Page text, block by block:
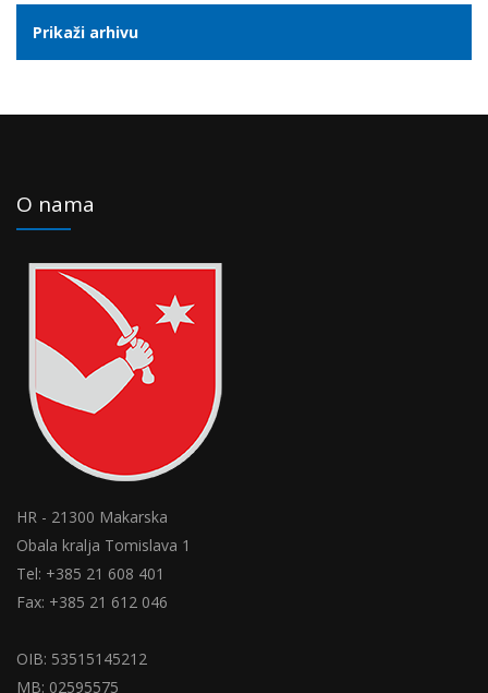
Prikaži arhivu
O nama
HR - 21300 Makarska
Obala kralja Tomislava 1
Tel: +385 21 608 401
Fax: +385 21 612 046
OIB: 53515145212
MB: 02595575